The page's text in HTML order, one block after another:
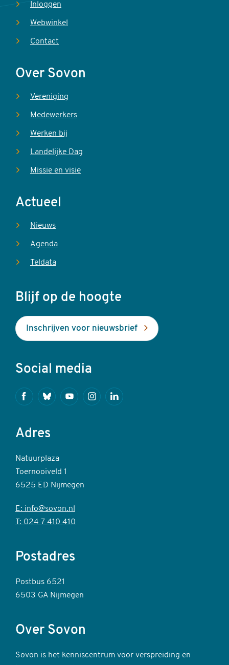
Inloggen
Webwinkel
Contact
Over Sovon
Vereniging
Medewerkers
Werken bij
Landelijke Dag
Missie en visie
Actueel
Nieuws
Agenda
Teldata
Blijf op de hoogte
Inschrijven voor nieuwsbrief
Social media
FacebookBlueskyYoutubeInstagramLinkedin
Adres
Natuurplaza
Toernooiveld 1
6525 ED Nijmegen
E: info@sovon.nl
T: 024 7 410 410
Postadres
Postbus 6521
6503 GA Nijmegen
Over Sovon
Sovon is het kenniscentrum voor verspreiding en